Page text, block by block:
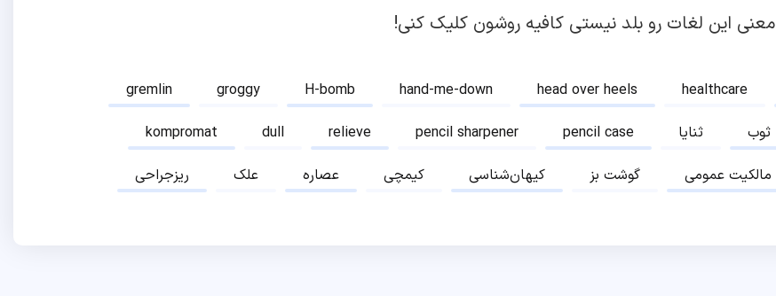
معنی این لغات رو بلد نیستی کافیه روشون کلیک کنی!
gremlin groggy H-bomb hand-me-down head over heels healthcare
kompromat
dull relieve pencil sharpener pencil case ثنایا ثوب
ریزجراحی
علک عصاره کیمچی کیهان‌شناسی گوشت بز مالکیت عمومی